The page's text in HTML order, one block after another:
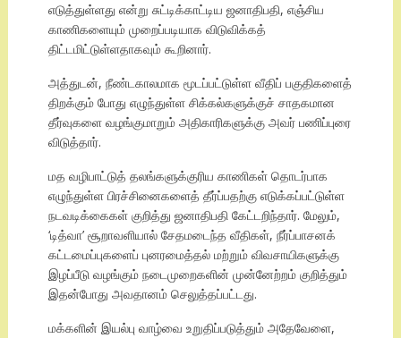
எடுத்துள்ளது என்று சுட்டிக்காட்டிய ஜனாதிபதி, எஞ்சிய
காணிகளையும் முறைப்படியாக விடுவிக்கத்
திட்டமிட்டுள்ளதாகவும் கூறினார்.
அத்துடன், நீண்டகாலமாக மூடப்பட்டுள்ள வீதிப் பகுதிகளைத்
திறக்கும் போது எழுந்துள்ள சிக்கல்களுக்குச் சாதகமான
தீர்வுகளை வழங்குமாறும் அதிகாரிகளுக்கு அவர் பணிப்புரை
விடுத்தார்.
மத வழிபாட்டுத் தலங்களுக்குரிய காணிகள் தொடர்பாக
எழுந்துள்ள பிரச்சினைகளைத் தீர்ப்பதற்கு எடுக்கப்பட்டுள்ள
நடவடிக்கைகள் குறித்து ஜனாதிபதி கேட்டறிந்தார். மேலும்,
‘டித்வா’ சூறாவளியால் சேதமடைந்த வீதிகள், நீர்ப்பாசனக்
கட்டமைப்புகளைப் புனரமைத்தல் மற்றும் விவசாயிகளுக்கு
இழப்பீடு வழங்கும் நடைமுறைகளின் முன்னேற்றம் குறித்தும்
இதன்போது அவதானம் செலுத்தப்பட்டது.
மக்களின் இயல்பு வாழ்வை உறுதிப்படுத்தும் அதேவேளை,